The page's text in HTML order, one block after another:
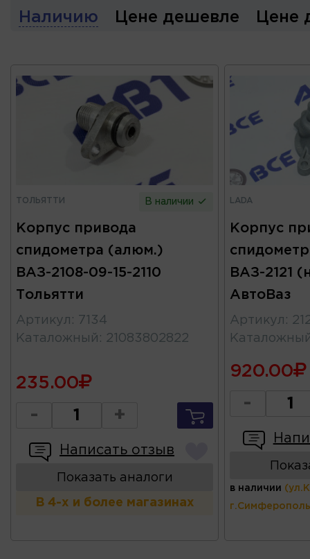
Наличию Цене дешевле Цене
ТОЛЬЯТТИ В наличии
Корпус привода
спидометра (алюм.)
ВАЗ-2108-09-15-2110
Тольятти
Артикул :
7134
Каталожный : 21083802822
235.00
- +
Написать отзыв
Показать аналоги
В 4-х и более магазинах
LADA
Корпус
ВАЗ-2121
АвтоВаз
Артикул :
920.00
-
в наличии